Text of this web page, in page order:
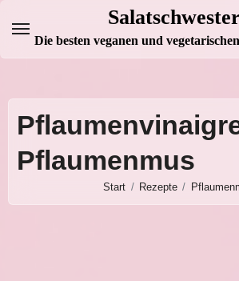
Inhalt
springen
Salatschwester
Die besten veganen und
Pflaumenmus
Start Rezepte